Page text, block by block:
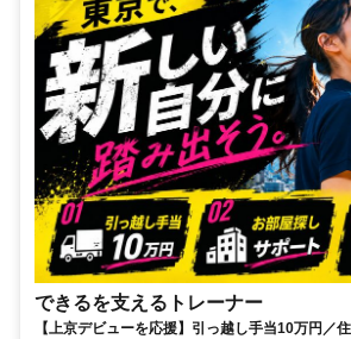
できるを支えるトレーナー
【上京デビューを応援】引っ越し手当10万円／